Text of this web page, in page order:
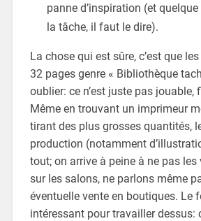
panne d’inspiration (et
la tâche, il faut le dire).
La chose qui est sûre, c’est que
32 pages genre « Bibliothèque
oublier: ce n’est juste pas jouable,
Même en trouvant un imprimeur
tirant des plus grosses quantités,
production (notamment
tout; on arrive à peine à ne pas les
sur les salons, ne parlons même
éventuelle vente en boutiques. Le
intéressant pour travailler dessus: